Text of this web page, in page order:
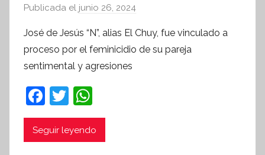
Publicada el junio 26, 2024
r
S
José de Jesús “N”, alias El Chuy, fue vinculado a
proceso por el feminicidio de su pareja
sentimental y agresiones
F
a
c
T
w
itt
h
at
Seguir leyendo